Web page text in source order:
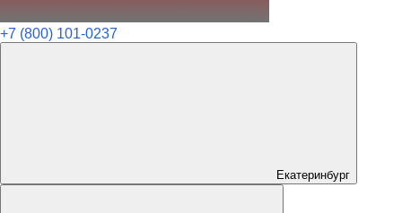
+7 (800) 101-0237
Екатеринбург